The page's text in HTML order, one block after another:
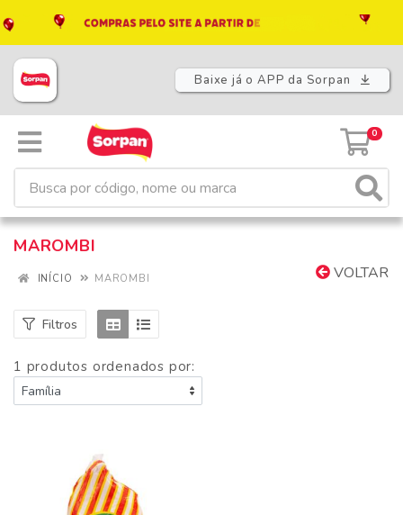
Baixe já o APP da Sorpan
0
MAROMBI
VOLTAR
INÍCIO MAROMBI
Filtros
1 produtos ordenados por: